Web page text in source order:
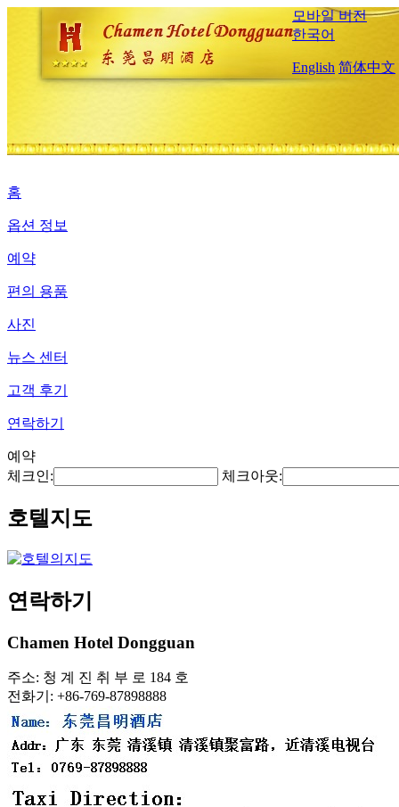
모바일 버전
한국어
English 简体中文
홈
옵션 정보
예약
편의 용품
사진
뉴스 센터
고객 후기
연락하기
예약
체크인:
체크아웃:
호텔지도
연락하기
Chamen Hotel Dongguan
주소: 청 계 진 취 부 로 184 호
전화기: +86-769-87898888